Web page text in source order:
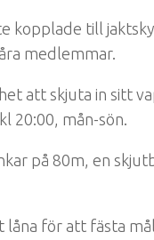
kopplade till
medlemmar.
att skjuta in sitt
20:00, mån-sön.
på 80m, en
låna för att fästa